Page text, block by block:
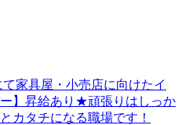
家具屋・小売店に向けたイ
】昇給あり★頑張りはしっか
カタチになる職場です！